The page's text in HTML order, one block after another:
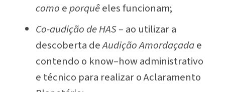
como eporquêeles funcionam;
Co-audição de HAS– ao utilizar a
descoberta deAudição Amordaçadae
contendo o know–how administrativo
e técnico para realizar o Aclaramento